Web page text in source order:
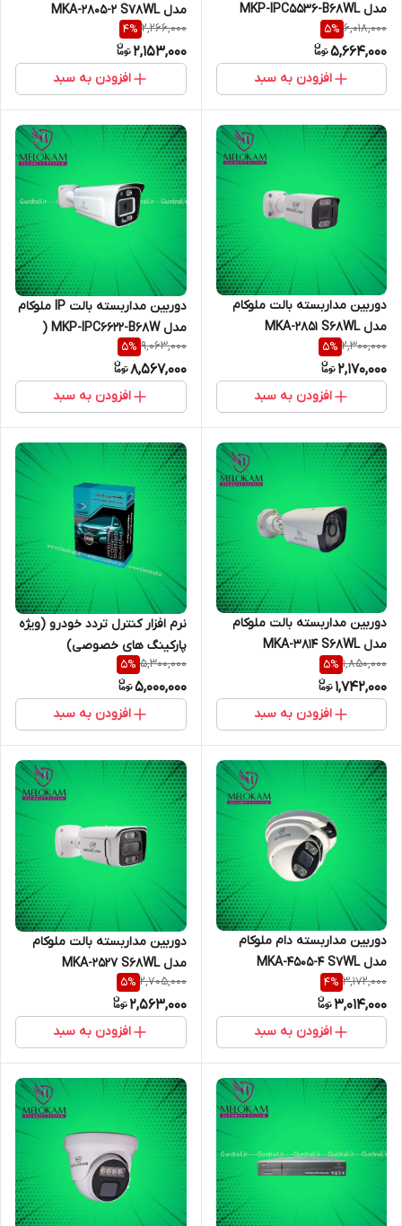
مدل MKP-IPC5536-B68WL
6,018,000
5%
5,664,000
افزودن به سبد
مدل MKA-2805-2 S78WL
2,266,000
4%
2,153,000
افزودن به سبد
دوربین مداربسته بالت ملوکام
مدل MKA-2851 S68WL
2,300,000
5%
2,170,000
افزودن به سبد
دوربین مداربسته بالت IP ملوکام
مدل MKP-IPC6622-B68W (
استارلایت )
9,063,000
5%
8,567,000
افزودن به سبد
دوربین مداربسته بالت ملوکام
مدل MKA-3814 S68WL
1,850,000
5%
1,742,000
افزودن به سبد
نرم افزار کنترل تردد خودرو (ویژه
پارکینگ های خصوصی)
5,300,000
5%
5,000,000
افزودن به سبد
دوربین مداربسته دام ملوکام
مدل MKA-4505-4 S7WL
3,172,000
4%
3,014,000
افزودن به سبد
دوربین مداربسته بالت ملوکام
مدل MKA-2527 S68WL
2,705,000
5%
2,563,000
افزودن به سبد